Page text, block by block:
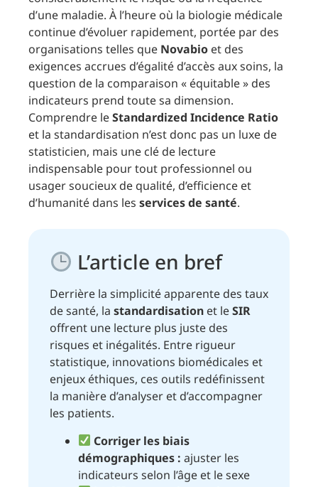
d’une maladie. À l’heure où la biologie médicale
continue d’évoluer rapidement, portée par des
organisations telles que Novabio et des
exigences accrues d’égalité d’accès aux soins, la
question de la comparaison « équitable » des
indicateurs prend toute sa dimension.
Comprendre leStandardized Incidence Ratio
et la standardisation n’est donc pas un luxe de
statisticien, mais une clé de lecture
indispensable pour tout professionnel ou
usager soucieux de qualité, d’efficience et
d’humanité dans les services de santé.
L’article en bref
Derrière la simplicité apparente des taux
de santé, la standardisation et leSIR
offrent une lecture plus juste des
risques et inégalités. Entre rigueur
statistique, innovations biomédicales et
enjeux éthiques, ces outils redéfinissent
la manière d’analyser et d’accompagner
les patients.
Corriger les biais
démographiques : ajuster les
indicateurs selon l’âge et le sexe